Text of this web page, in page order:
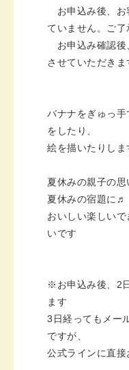
お申込み後、お
ていません。ご了
お申込み確認後
させていただきま
バナナをぎゅっ
をしたり、
絵を描いたりしま
夏休みの親子の
夏休みの宿題に♬
おいしい楽しい
いです
※お申込み後、2
ます
3日経ってもメー
ですが、
公式ラインに直